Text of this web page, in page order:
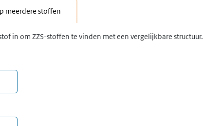
meerdere stoffen
in om ZZS-stoffen te vinden met een vergelijkbare structuur.